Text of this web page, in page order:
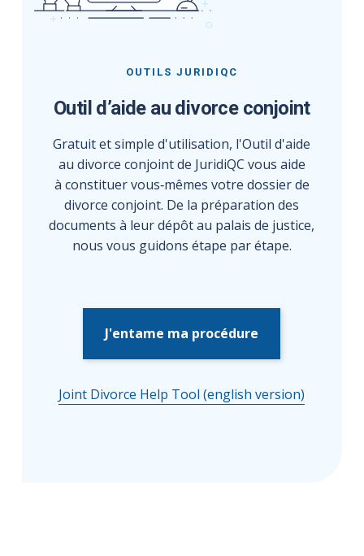
OUTILS JURIDIQC
Outil d’aide au divorce conjoint
Gratuit et simple d'utilisation, l'Outil d'aide
au divorce conjoint de JuridiQC vous aide
à constituer vous‑mêmes votre dossier de
divorce conjoint. De la préparation des
documents à leur dépôt au palais de justice,
nous vous guidons étape par étape.
J'entame ma procédure
Joint Divorce Help Tool (english version)